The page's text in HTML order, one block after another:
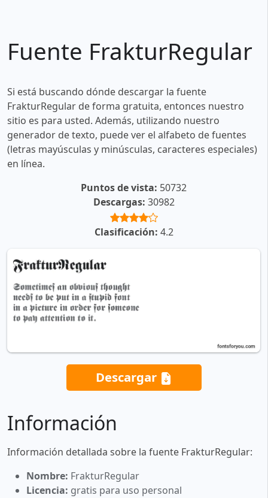
Fuente FrakturRegular
Si está buscando dónde descargar la fuente
FrakturRegular de forma gratuita, entonces nuestro
sitio es para usted. Además, utilizando nuestro
generador de texto, puede ver el alfabeto de fuentes
(letras mayúsculas y minúsculas, caracteres especiales)
en línea.
Puntos de vista: 50732
Descargas: 30982
Clasificación: 4.2
Descargar
Información
Información detallada sobre la fuente FrakturRegular:
Nombre: FrakturRegular
Licencia: gratis para uso personal